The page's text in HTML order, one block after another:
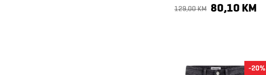
129,00 KM 80,10 KM
-20%